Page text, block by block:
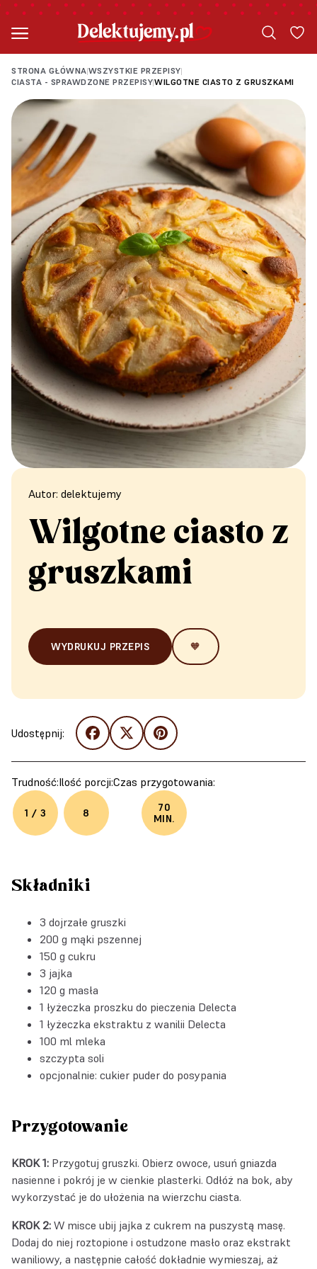
STRONA GŁÓWNA|WSZYSTKIE PRZEPISY|
CIASTA - SPRAWDZONE PRZEPISY|WILGOTNE CIASTO Z GRUSZKAMI
Autor: delektujemy
Wilgotne ciasto z
gruszkami
WYDRUKUJ PRZEPIS 🧡
Udostępnij:
Trudność:
1 / 3
Ilość porcji:
8
Czas przygotowania:
70
MIN.
Składniki
3 dojrzałe gruszki
200 g mąki pszennej
150 g cukru
3 jajka
120 g masła
1 łyżeczka proszku do pieczenia Delecta
1 łyżeczka ekstraktu z wanilii Delecta
100 ml mleka
szczypta soli
opcjonalnie: cukier puder do posypania
Przygotowanie
KROK 1: Przygotuj gruszki. Obierz owoce, usuń gniazda
nasienne i pokrój je w cienkie plasterki. Odłóż na bok, aby
wykorzystać je do ułożenia na wierzchu ciasta.
KROK 2: W misce ubij jajka z cukrem na puszystą masę.
Dodaj do niej roztopione i ostudzone masło oraz ekstrakt
waniliowy, a następnie całość dokładnie wymieszaj, aż